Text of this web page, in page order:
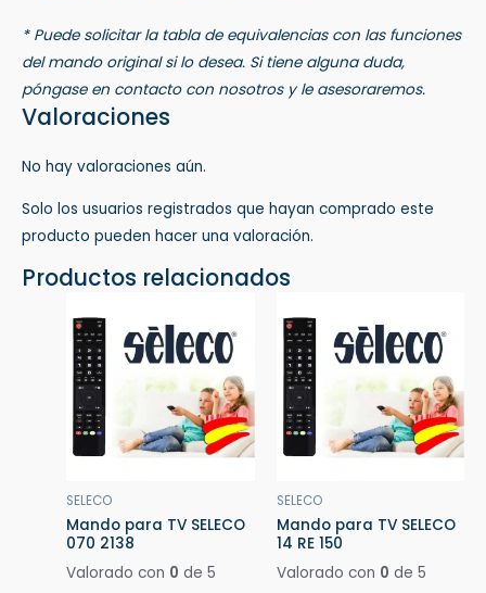
* Puede solicitar la tabla de equivalencias con las funciones
del mando original si lo desea. Si tiene alguna duda,
póngase en contacto con nosotros y le asesoraremos.
Valoraciones
No hay valoraciones aún.
Solo los usuarios registrados que hayan comprado este
producto pueden hacer una valoración.
Productos relacionados
SELECO
Mando para TV SELECO
070 2138
Valorado con 0 de 5
SELECO
Mando para TV SELECO
14 RE 150
Valorado con 0 de 5